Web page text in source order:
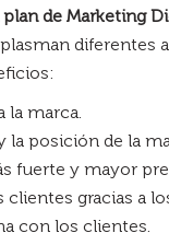
de Marketing
diferentes
marca.
posición de la
fuerte y mayor
gracias a
con los clientes.